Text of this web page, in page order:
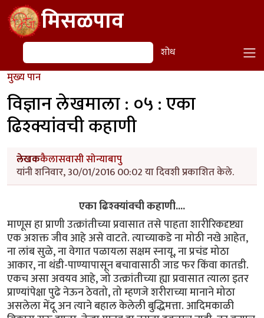
Skip to main contentमिसळपाव
शोध शोध
मुख्य पान
विज्ञान लेखमाला : ०५ : एका
ढिश्क्यांवची कहाणी
लेखककैलासवासी सोन्याबापु
यांनी शनिवार, 30/01/2016 00:02 या दिवशी प्रकाशित केले.
एका ढिश्क्यांवची कहाणी....
माणूस हा प्राणी उत्क्रांतीच्या प्रवासात तसे पाहता शारीरिकदृष्ट्या
एक अशक्त जीव आहे असे वाटते. त्याच्याकडे ना मोठी नखे आहेत,
ना लांब सुळे, ना वेगात पळायला सक्षम स्नायू, ना प्रचंड मोठा
आकार, ना थंडी-पाण्यापासून बचावासाठी जाड फर किंवा कातडी.
एकच असा अवयव आहे, जो उत्क्रांतीच्या ह्या प्रवासात त्याला इतर
प्राण्यांपेक्षा पुढे नेऊन ठेवतो, तो म्हणजे शरीराच्या मानाने मोठा
असलेला मेंदू अन त्याने बहाल केलेली बुद्धिमत्ता. आदिमकाळी